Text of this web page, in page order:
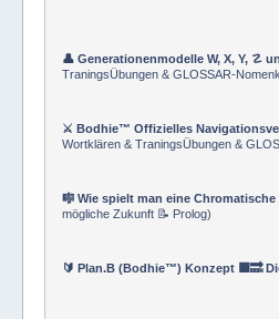
👤 Generationenmodelle W, X, Y, ☡
TraningsÜbungen & GLOSSAR-
⚔️ Bodhie™ Offizielles
Wortklären & TraningsÜbungen &
🎼 Wie spielt man eine
mögliche Zukunft 📝 Prolog)
🔰 Plan.B (Bodhie™) Konzept 🟪🔜